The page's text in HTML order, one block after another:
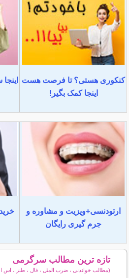
کنکوری هستی؟ تا فرصت هست
اینجا کمک بگیر!
ارتودنسی+ویزیت و مشاوره و
جرم گیری رایگان
تازه ترین مطالب سرگرمی
(مطالب خواندنی ، ضرب المثل ، فال ، طنز ، اس